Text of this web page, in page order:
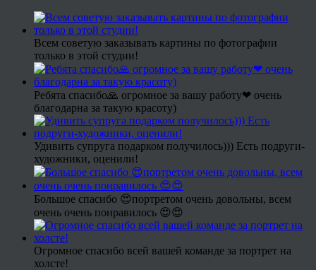
Всем советую заказывать картины по фотографии
только в этой студии!
Ребята спасибо🙏 огромное за вашу работу❤ очень
благодарна за такую красоту)
Удивить супруга подарком получилось))) Есть подруги-
художники, оценили!
Большое спасибо 😍портретом очень довольны, всем
очень очень понравилось 😍😍
Огромное спасибо всей вашей команде за портрет на
холсте!